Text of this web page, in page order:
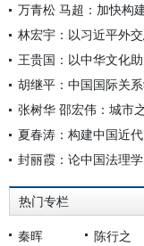
王贵国：以中华文化
胡继平：中国国际关
张树华 邵宏伟：城市
夏春涛：构建中国近
封丽霞：论中国法理
热门专栏
秦晖 陈行之